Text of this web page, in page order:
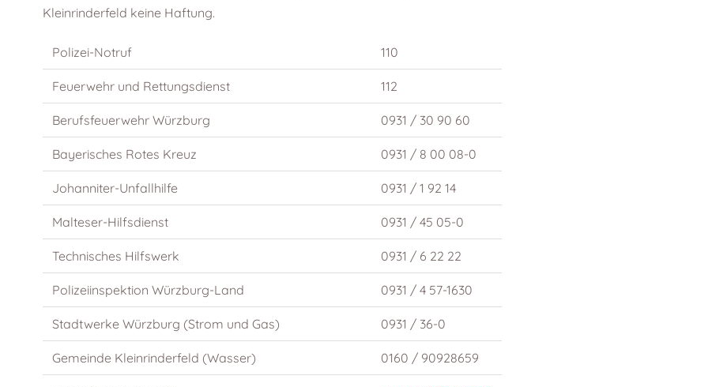
Kleinrinderfeld keine Haftung.
Polizei-Notruf 110
Feuerwehr und Rettungsdienst 112
Berufsfeuerwehr Würzburg 0931 / 30 90 60
Bayerisches Rotes Kreuz 0931 / 8 00 08-0
Johanniter-Unfallhilfe 0931 / 1 92 14
Malteser-Hilfsdienst 0931 / 45 05-0
Technisches Hilfswerk 0931 / 6 22 22
Polizeiinspektion Würzburg-Land 0931 / 4 57-1630
Stadtwerke Würzburg (Strom und Gas) 0931 / 36-0
Gemeinde Kleinrinderfeld (Wasser) 0160 / 90928659